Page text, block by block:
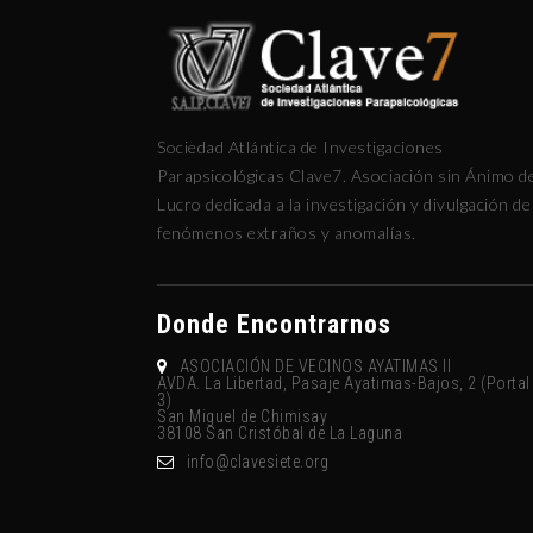
Sociedad Atlántica de Investigaciones
Parapsicológicas Clave7. Asociación sin Ánimo
Lucro dedicada a la investigación y divulgación de
fenómenos extraños y anomalías.
Donde Encontrarnos
ASOCIACIÓN DE VECINOS AYATIMAS II
AVDA. La Libertad, Pasaje Ayatimas-Bajos, 2 (Portal
3)
San Miguel de Chimisay
38108 San Cristóbal de La Laguna
gro.eteisevalc@ofni